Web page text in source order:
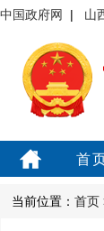
中国政府网 | 山
首
当前位置： 首页